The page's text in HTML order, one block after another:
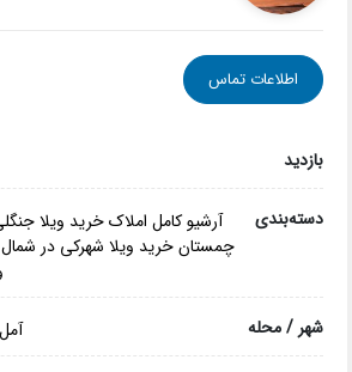
اطلاعات تماس
بازدید
دسته‌بندی آرشیو کامل املاک خرید ویلا
چمستان خرید ویلا شهرکی در شمال
شهر / محله آمل